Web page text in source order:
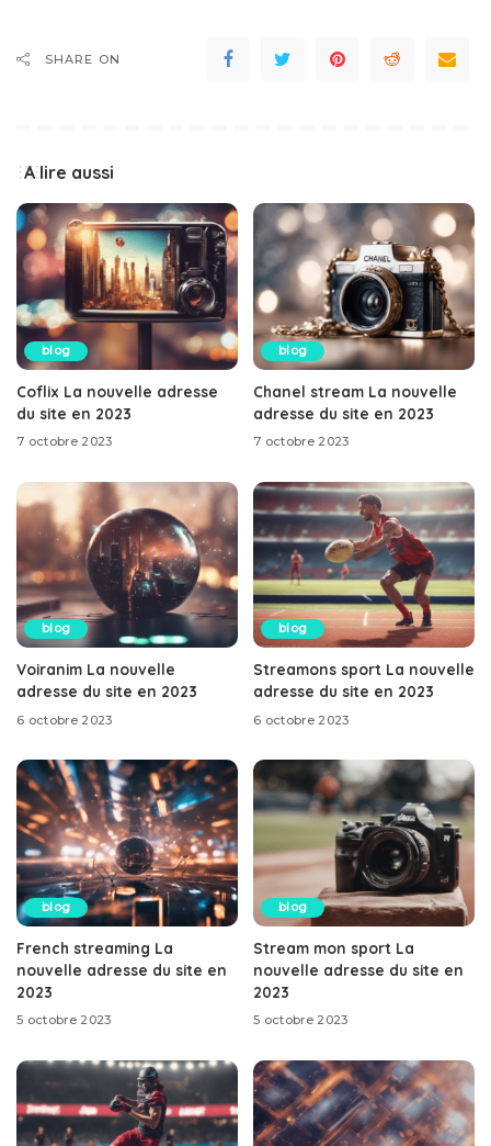
SHARE ON
A lire aussi
blog
Coflix La nouvelle adresse
du site en 2023
7 octobre 2023
blog
Chanel stream La nouvelle
adresse du site en 2023
7 octobre 2023
blog
Voiranim La nouvelle
adresse du site en 2023
6 octobre 2023
blog
Streamons sport La nouvelle
adresse du site en 2023
6 octobre 2023
blog
French streaming La
nouvelle adresse du site en
2023
5 octobre 2023
blog
Stream mon sport La
nouvelle adresse du site en
2023
5 octobre 2023